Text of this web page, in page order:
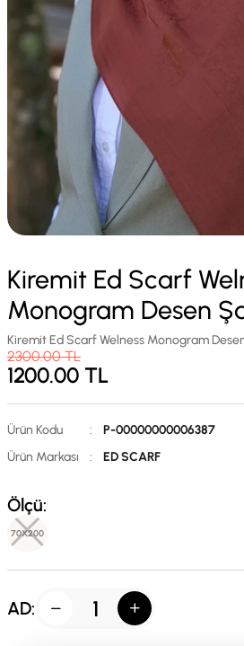
Kiremit Ed Scarf
Monogram Desen
Kiremit Ed Scarf Welness Monogram
2300.00TL
1200.00 TL
Ürün Kodu :
P-00000000006387
Ürün Markası
: ED SCARF
Ölçü:
70X200
AD: